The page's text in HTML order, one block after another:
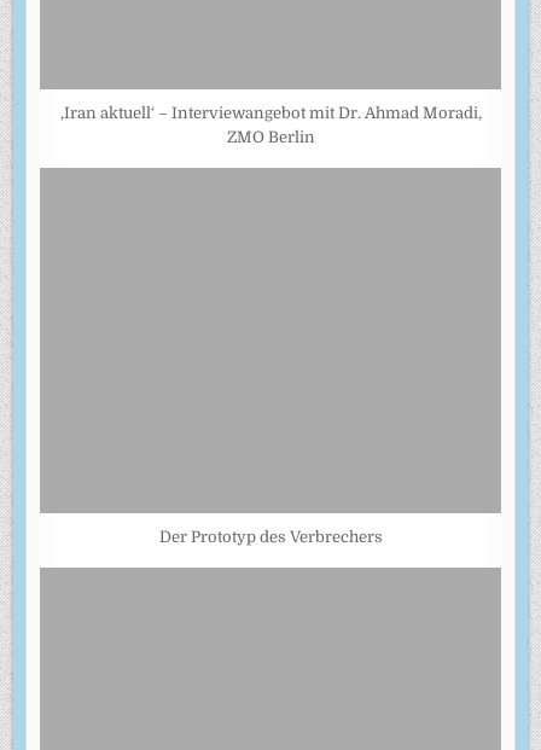
‚Iran aktuell‘ – Interviewangebot mit Dr. Ahmad Moradi,
ZMO Berlin
Der Prototyp des Verbrechers